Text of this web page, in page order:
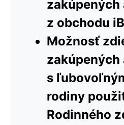
zakúpených
z obchodu
Možnosť
zakúpených
s
rodiny
Rodinného